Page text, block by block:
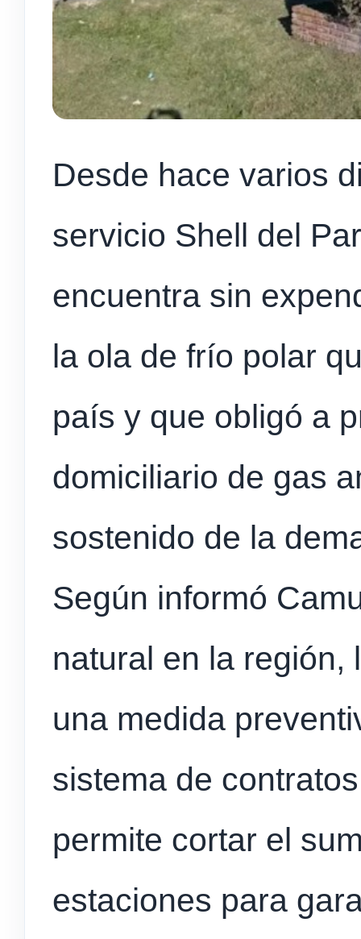
Desde hace varios
servicio Shell del
encuentra sin
la ola de frío polar
país y que obligó a
domiciliario de gas
sostenido de la
Según informó
natural en la región,
una medida
sistema de
permite cortar el
estaciones para